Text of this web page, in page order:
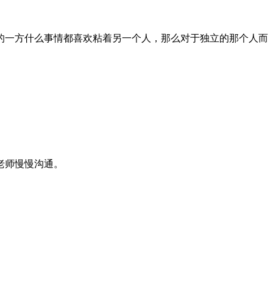
方什么事情都喜欢粘着另一个人，那么对于独立的那个人而
慢慢沟通。